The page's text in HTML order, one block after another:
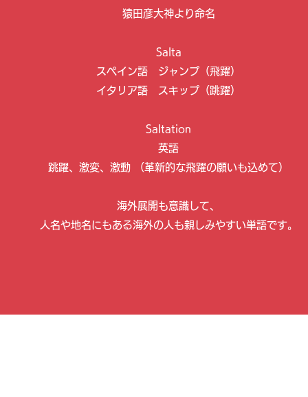
猿田彦大神より命名
Salta
スペイン語 ジャンプ（飛躍）
イタリア語 スキップ（跳躍）
Saltation
英語
跳躍、激変、激動 （革新的な飛躍の願いも込めて）
海外展開も意識して、
人名や地名にもある海外の人も親しみやすい単語です。